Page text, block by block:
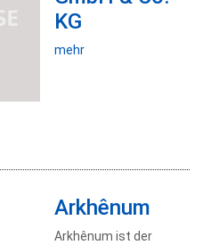
KG
mehr
Arkhênum
Arkhênum ist der